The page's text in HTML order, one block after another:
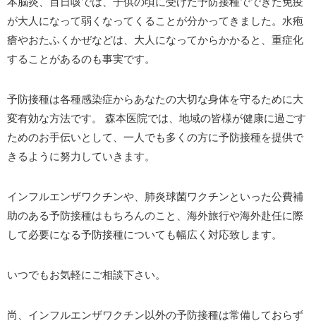
が大人になって弱くなってくることが分かってきました。水疱
瘡やおたふくかぜなどは、大人になってからかかると、重症化
することがあるのも事実です。
予防接種は各種感染症からあなたの大切な身体を守るために大
変有効な方法です。 森本医院では、地域の皆様が健康に過ごす
ためのお手伝いとして、一人でも多くの方に予防接種を提供で
きるように努力していきます。
インフルエンザワクチンや、肺炎球菌ワクチンといった公費補
助のある予防接種はもちろんのこと、海外旅行や海外赴任に際
して必要になる予防接種についても幅広く対応致します。
いつでもお気軽にご相談下さい。
尚、インフルエンザワクチン以外の予防接種は常備しておらず